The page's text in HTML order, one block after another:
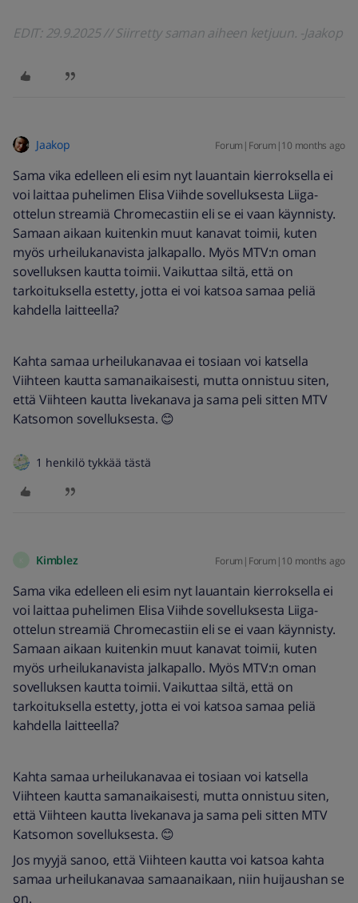
EDIT: 29.9.2025 // Siirretty saman aiheen ketjuun. -Jaakop
Jaakop Forum|Forum|10 months ago
Sama vika edelleen eli esim nyt lauantain kierroksella ei
voi laittaa puhelimen Elisa Viihde sovelluksesta Liiga-
ottelun streamiä Chromecastiin eli se ei vaan käynnisty.
Samaan aikaan kuitenkin muut kanavat toimii, kuten
myös urheilukanavista jalkapallo. Myös MTV:n oman
sovelluksen kautta toimii. Vaikuttaa siltä, että on
tarkoituksella estetty, jotta ei voi katsoa samaa peliä
kahdella laitteella?
Kahta samaa urheilukanavaa ei tosiaan voi katsella
Viihteen kautta samanaikaisesti, mutta onnistuu siten,
että Viihteen kautta livekanava ja sama peli sitten MTV
Katsomon sovelluksesta. 😊
1 henkilö tykkää tästä
Kimblez Forum|Forum|10 months ago
Sama vika edelleen eli esim nyt lauantain kierroksella ei
voi laittaa puhelimen Elisa Viihde sovelluksesta Liiga-
ottelun streamiä Chromecastiin eli se ei vaan käynnisty.
Samaan aikaan kuitenkin muut kanavat toimii, kuten
myös urheilukanavista jalkapallo. Myös MTV:n oman
sovelluksen kautta toimii. Vaikuttaa siltä, että on
tarkoituksella estetty, jotta ei voi katsoa samaa peliä
kahdella laitteella?
Kahta samaa urheilukanavaa ei tosiaan voi katsella
Viihteen kautta samanaikaisesti, mutta onnistuu siten,
että Viihteen kautta livekanava ja sama peli sitten MTV
Katsomon sovelluksesta. 😊
Jos myyjä sanoo, että Viihteen kautta voi katsoa kahta
samaa urheilukanavaa samaanaikaan, niin huijaushan se
on.